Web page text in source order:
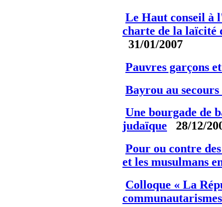
Le Haut conseil à
charte de la laïcité
31/01/2007
Pauvres garçons
Bayrou au
Une bourgade de
judaïque
28/12/
Pour ou contre
et les musulmans
Colloque « La